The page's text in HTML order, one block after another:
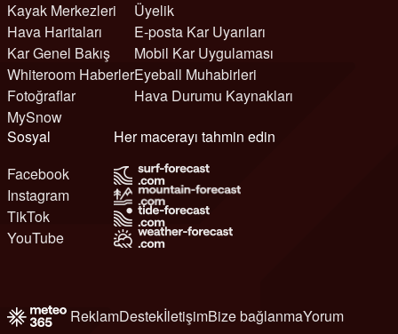
Kayak Merkezleri
Hava Haritaları
Kar Genel Bakış
Whiteroom Haberler
Fotoğraflar
MySnow
Üyelik
E-posta Kar Uyarıları
Mobil Kar Uygulaması
Eyeball Muhabirleri
Hava Durumu Kaynakları
Sosyal
Facebook
Instagram
TikTok
YouTube
Her macerayı tahmin edin
ReklamDestekİletişimBize bağlanmaYorum